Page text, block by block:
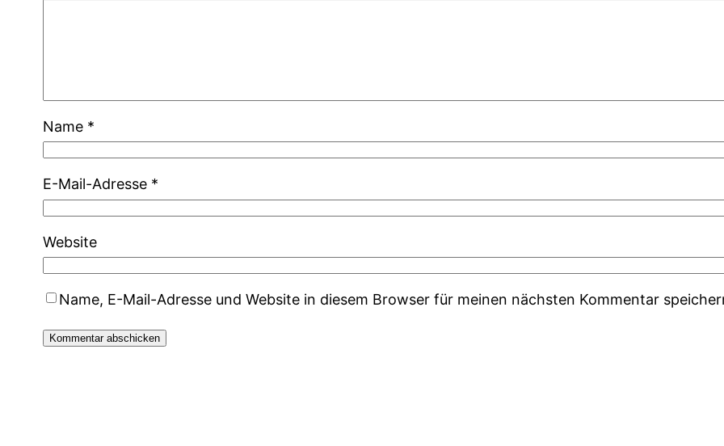
Name *
E-Mail-Adresse *
Website
Name, E-Mail-Adresse und Website in diesem Browser für meinen nächsten Kommentar